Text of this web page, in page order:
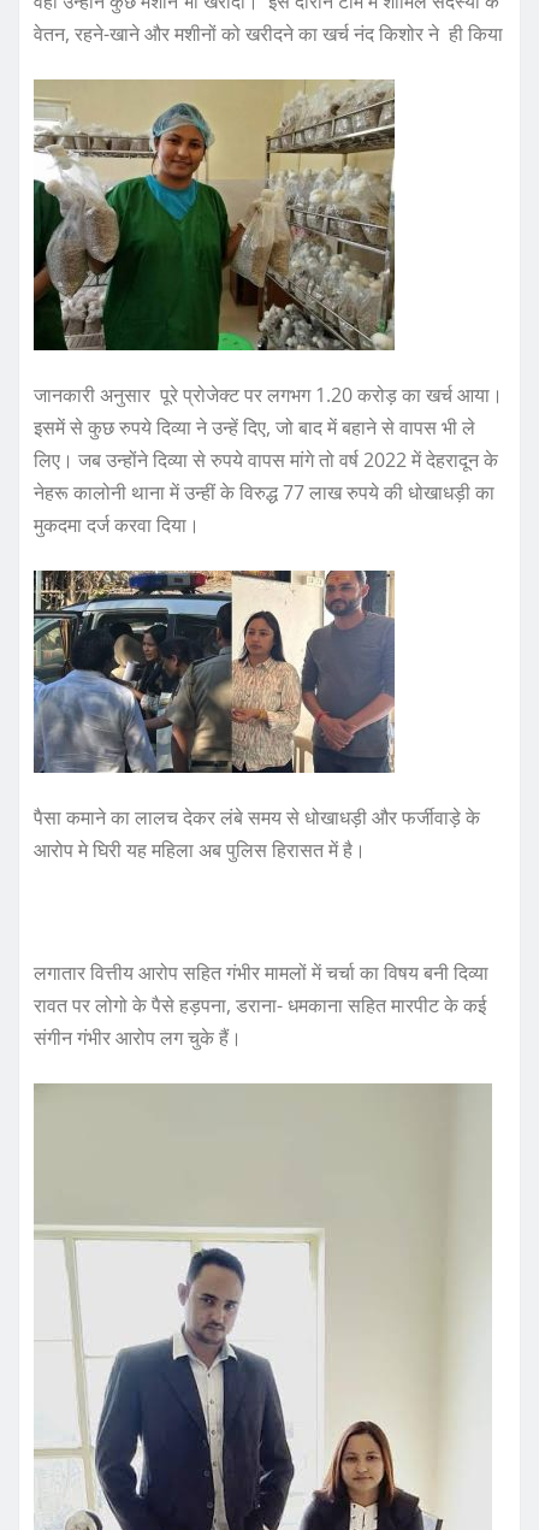
वेतन, रहने-खाने और मशीनों को खरीदने का खर्च नंद किशोर ने ही किया
जानकारी अनुसार पूरे प्रोजेक्ट पर लगभग 1.20 करोड़ का खर्च आया।
इसमें से कुछ रुपये दिव्या ने उन्हें दिए, जो बाद में बहाने से वापस भी ले
लिए। जब उन्होंने दिव्या से रुपये वापस मांगे तो वर्ष 2022 में देहरादून के
नेहरू कालोनी थाना में उन्हीं के विरुद्ध 77 लाख रुपये की धोखाधड़ी का
मुकदमा दर्ज करवा दिया।
पैसा कमाने का लालच देकर लंबे समय से धोखाधड़ी और फर्जीवाड़े के
आरोप मे घिरी यह महिला अब पुलिस हिरासत में है।
लगातार वित्तीय आरोप सहित गंभीर मामलों में चर्चा का विषय बनी दिव्या
रावत पर लोगो के पैसे हड़पना, डराना- धमकाना सहित मारपीट के कई
संगीन गंभीर आरोप लग चुके हैं।